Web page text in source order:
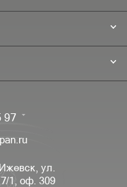
97
ул.
1, оф. 309